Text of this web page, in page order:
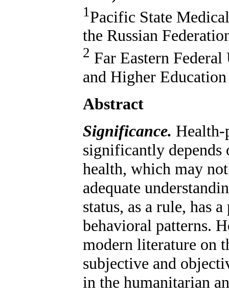
1 Pacific State
the Russian
2 Far Eastern
and Higher
Abstract
Significance. Health-
significantly depends
health, which may
adequate
status, as a rule, has
behavioral patterns.
modern literature on
subjective and
in the humanitarian